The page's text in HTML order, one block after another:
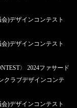
)デザインコンテスト
)デザインコンテスト
〉 2024ファサード
クラブデザインコンテ
)デザインコンテスト